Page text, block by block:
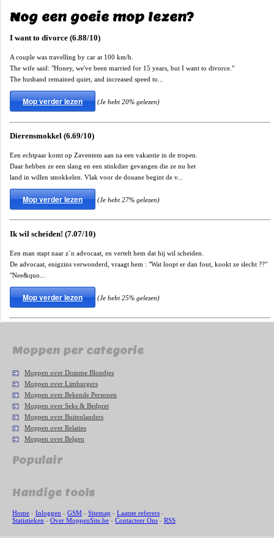
Nog een goeie mop lezen?
I want to divorce (6.88/10)
A couple was travelling by car at 100 km/h.
The wife said: "Honey, we've been married for 15 years, but I want to divorce."
The husband remained quiet, and increased speed to...
Mop verder lezen (Je hebt 20% gelezen)
Dierensmokkel (6.69/10)
Een echtpaar komt op Zaventem aan na een vakantie in de tropen.
Daar hebben ze een slang en een stinkdier gevangen die ze nu het
land in willen smokkelen. Vlak voor de douane begint de v...
Mop verder lezen (Je hebt 27% gelezen)
Ik wil scheiden! (7.07/10)
Een man stapt naar z`n advocaat, en vertelt hem dat hij wil scheiden.
De advocaat, enigzins verwonderd, vraagt hem : "Wat loopt er dan fout, kookt ze slecht ??"
"Nee&quo...
Mop verder lezen (Je hebt 25% gelezen)
Moppen per categorie
Moppen over Domme Blondjes
Moppen over Limburgers
Moppen over Bekende Personen
Moppen over Seks & Bedpret
Moppen over Buitenlanders
Moppen over Relaties
Moppen over Belgen
Populair
Handige tools
Home - Inloggen - GSM - Sitemap - Laatste referers -
Statistieken - Over MoppenSite.be - Contacteer Ons - RSS